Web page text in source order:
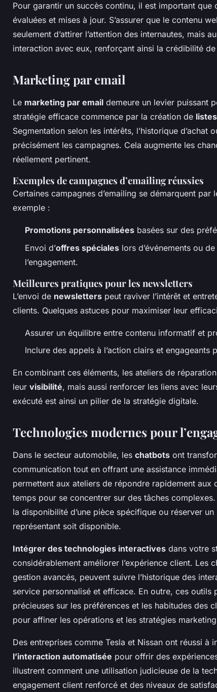
Pour garantir un succès continu, il est important que
évaluées et mises à jour. S’assurer que le contenu
seulement d’attirer l’attention des internautes, mais
interaction avec eux, renforçant ainsi la crédibilité de
Marketing par email
Le marketing par email demeure un levier puissant
stratégie efficace commence par la création de
Segmentation selon les intérêts, l’historique d’achat
précisément les campagnes. Cela augmente les
réellement pertinent.
Exemples de campagnes d’emailing réussies
Certaines campagnes d’emailing se démarquent
exemple :
Promotions personnalisées basées sur des
Envoi d’offres spéciales lors d’événements ou
l’engagement.
Meilleures pratiques pour les newsletters
L’envoi de newsletters peut raviver l’intérêt et
clients. Quelques astuces pour maximiser leur
Assurer un équilibre entre contenu informatif et
Inclure des appels à l’action clairs et engageants
En combinant ces éléments, les ateliers de
leur visibilité, mais aussi renforcer les liens avec
exécuté est ainsi un pilier de la stratégie digitale.
Technologies modernes pour
Dans le secteur automobile, les chatbots ont
communication tout en offrant une assistance
permettent aux ateliers de répondre rapidement aux
temps pour se concentrer sur des tâches
la disponibilité d’une pièce spécifique ou réserver un
représentant soit disponible.
Intégrer des technologies interactives dans votre
considérablement améliorer l’expérience client. Les
gestion avancés, peuvent suivre l’historique des
service personnalisé et efficace. En outre, ces outils
précieuses sur les préférences et les habitudes des
pour affiner les opérations et les stratégies
Des entreprises comme Tesla et Nissan ont réussi à
l’interaction automatisée pour offrir des
illustrent comment une utilisation judicieuse de la
engagement client renforcé et des niveaux de